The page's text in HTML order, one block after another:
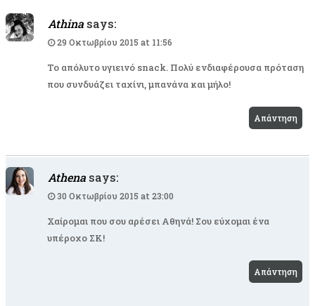
Athina says:
29 Οκτωβρίου 2015 at 11:56
Το απόλυτο υγιεινό snack. Πολύ ενδιαφέρουσα πρόταση
που συνδυάζει ταχίνι, μπανάνα και μήλο!
Απάντηση
Athena says:
30 Οκτωβρίου 2015 at 23:00
Χαίρομαι που σου αρέσει Αθηνά! Σου εύχομαι ένα
υπέροχο ΣΚ!
Απάντηση